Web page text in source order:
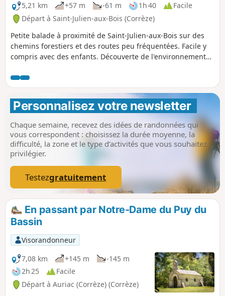
5,21 km
+57 m -61 m 1h 40
Facile
Départ à Saint-Julien-aux-Bois (Corrèze)
Petite balade à proximité de Saint-Julien-aux-Bois sur des
chemins forestiers et des routes peu fréquentées. Facile y
compris avec des enfants. Découverte de l'environnement
région.
Personnalisez votre newsletter
Chaque semaine, recevez des idées de randonnées qui
vous correspondent : choisissez la durée moyenne, la
difficulté, la zone et le type d’activités que vous souhaitez
privilégier.
Testezgratuitement
En passant par Notre-Dame du Puy du
Bassin
Visorandonneur
7,08 km
+145 m
-145 m
2h 25
Facile
Départ à Auriac (Corrèze) (Corrèze)